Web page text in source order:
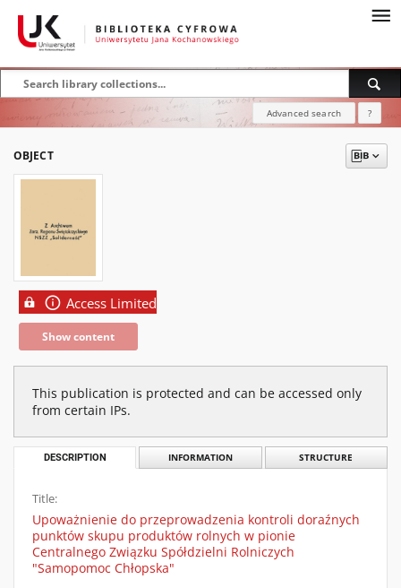
Advanced search ?
OBJECT
Access Limited
Show content
This publication is protected and can be accessed only
from certain IPs.
DESCRIPTION INFORMATION STRUCTURE
Title:
Upoważnienie do przeprowadzenia kontroli doraźnych
punktów skupu produktów rolnych w pionie
Centralnego Związku Spółdzielni Rolniczych
"Samopomoc Chłopska"